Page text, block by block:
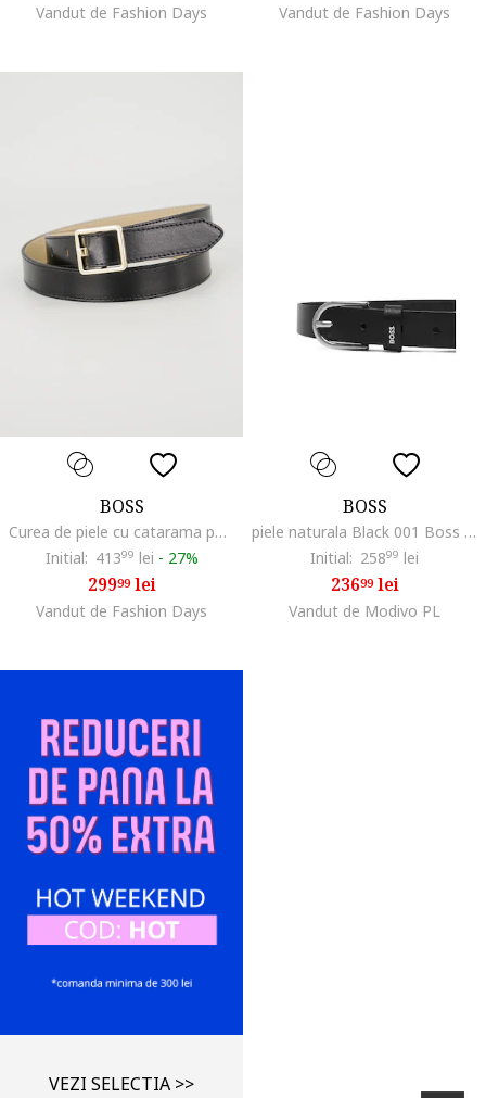
Vandut de Fashion Days Vandut de Fashion Days
BOSS
Curea de piele cu catarama patrata, Negru
Initial: 41399 lei - 27%
29999lei
Vandut de Fashion Days
BOSS
piele naturala Black 001 Boss curea dama femeie Black 001 50553383 curea dama dama
Initial: 25899 lei
23699lei
Vandut de Modivo PL
VEZI SELECTIA >>